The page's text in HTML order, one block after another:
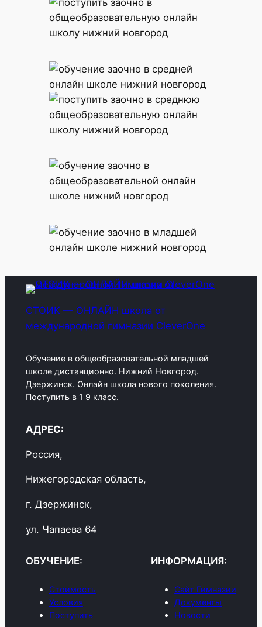
СТОИК — ОНЛАЙН школа от
международной гимназии CleverOne
Обучение в общеобразовательной младшей
школе дистанционно. Нижний Новгород.
Дзержинск. Онлайн школа нового поколения.
Поступить в 1 9 класс.
АДРЕС:
Россия,
Нижегородская область,
г. Дзержинск,
ул. Чапаева 64
ОБУЧЕНИЕ:
Стоимость
Условия
Поступить
ИНФОРМАЦИЯ:
Сайт Гимназии
Документы
Новости